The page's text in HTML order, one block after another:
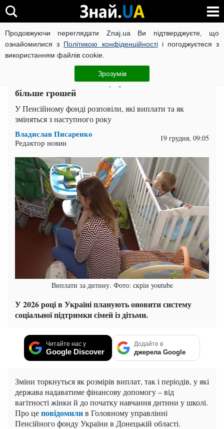
Продовжуючи переглядати Znaj.ua Ви підтверджуєте, що
ознайомилися з Політикою конфіденційностіі погоджуєтеся з
використанням файлів cookie.
Зрозумів
ВІЙНА РОСІЇ ПРОТИ УКРАЇНИ КОРОНАВІРУС В УКРАЇНІ
Суспільство ЧИТАТЬ НА РУССКОМ
Соцдопомога на дітей: українцям обіцяють
більше грошей
У Пенсійному фонді розповіли, які виплати та як
зміняться з наступного року
Владислав Писаренко
Редактор новин 19 грудня, 09:05
Виплати за дитину. Фото: скрін youtube
У 2026 році в Україні планують оновити систему
соціальної підтримки сімей із дітьми.
Читайте нас у
Google Discover
Додайте в
джерела Google
Зміни торкнуться як розмірів виплат, так і періодів, у які
держава надаватиме фінансову допомогу – від
вагітності жінки й до початку навчання дитини у школі.
Про цеповідомилив Головному управлінні
Пенсійного фонду України в Донецькій області.